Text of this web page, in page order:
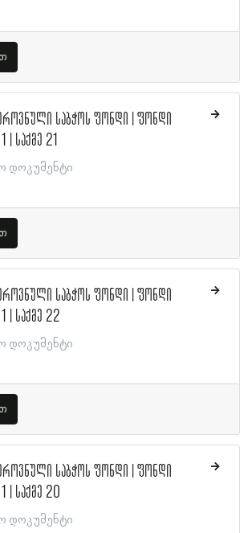
საბჭოს ფონდი | ფონდი
| საქმე 21
დოკუმენტი
საბჭოს ფონდი | ფონდი
| საქმე 22
დოკუმენტი
საბჭოს ფონდი | ფონდი
| საქმე 20
დოკუმენტი